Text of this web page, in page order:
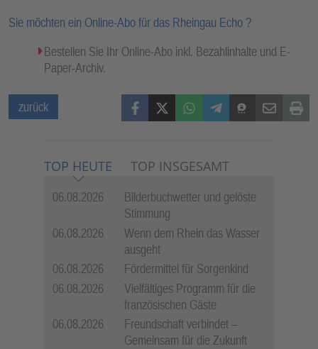
Sie möchten ein Online-Abo für das Rheingau Echo ?
Bestellen Sie Ihr Online-Abo inkl. Bezahlinhalte und E-
Paper-Archiv.
zurück FacebookX (Twitter)WhatsAppTelegramThreemaMail Print
TOP HEUTE TOP INSGESAMT
06.08.2026
Bilderbuchwetter und gelöste
Stimmung
06.08.2026
Wenn dem Rhein das Wasser
ausgeht
06.08.2026
Fördermittel für Sorgenkind
06.08.2026
Vielfältiges Programm für die
französischen Gäste
06.08.2026
Freundschaft verbindet –
Gemeinsam für die Zukunft